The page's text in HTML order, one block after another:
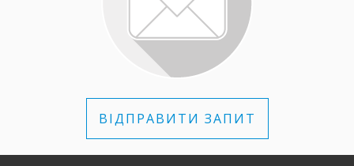
ВІДПРАВИТИ ЗАПИТ